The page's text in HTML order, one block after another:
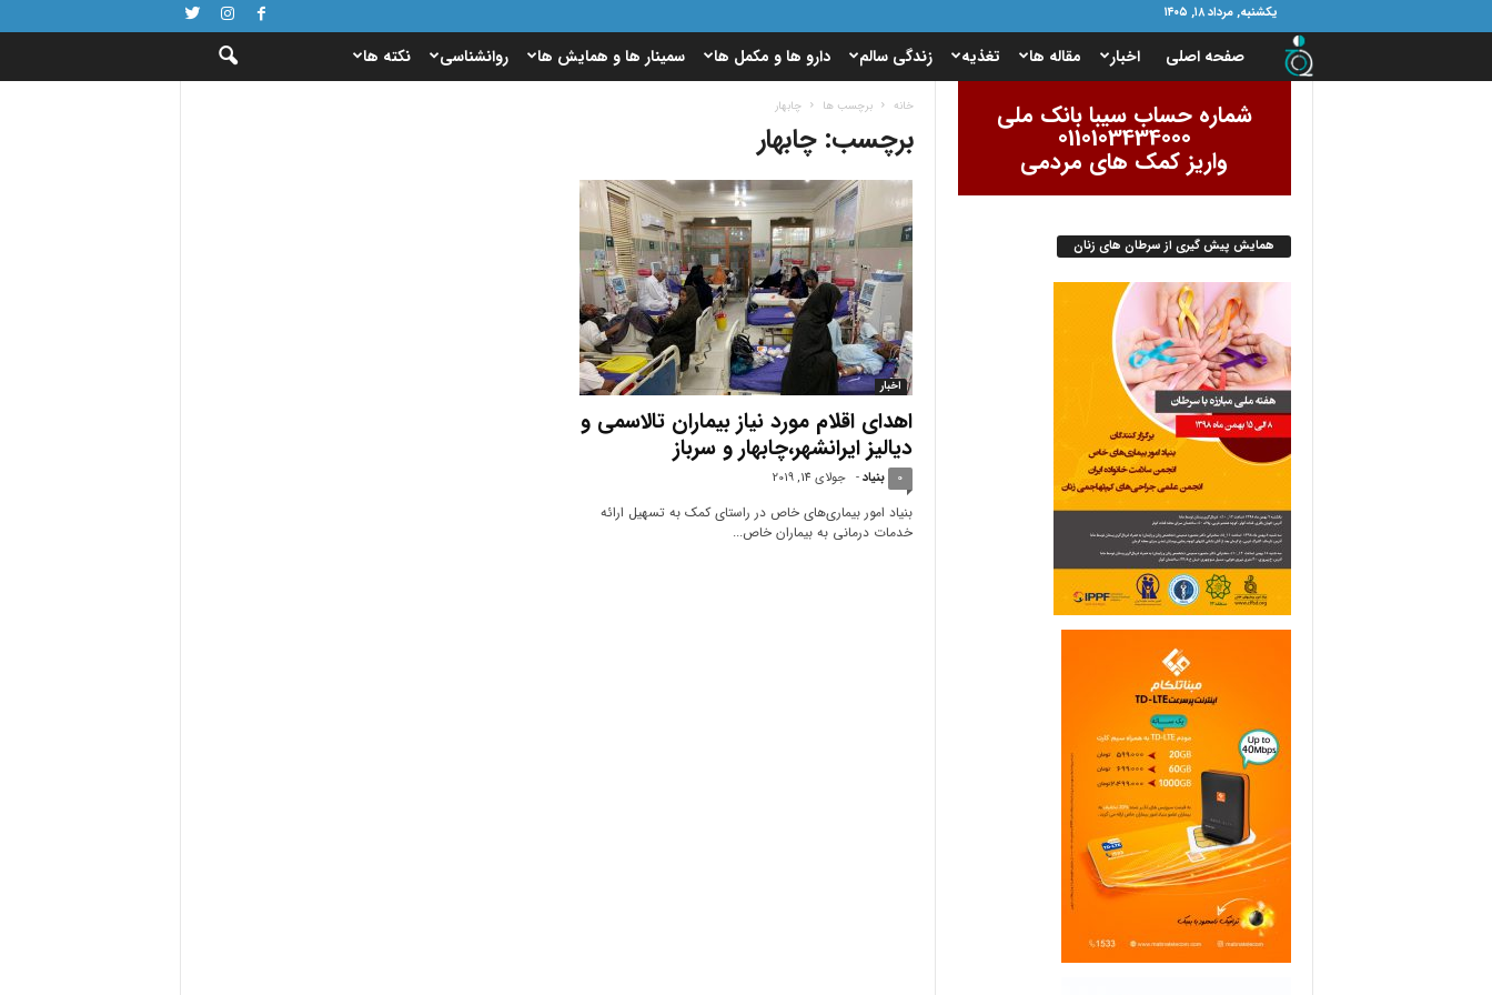
یکشنبه, مرداد ۱۸, ۱۴۰۵
ا
د
م
و
ر
ی
م
ی
ا
خ
صفحه اصلی اخبار مقاله ها تغذیه زندگی سالم دارو ها و مکمل ها سمینار ها و همایش ها روانشناسی نکته ها
خانه برچسب ها چابهار
برچسب: چابهار
اخبار
اهدای اقلام مورد نیاز بیماران تالاسمی و
دیالیز ایرانشهر،چابهار و سرباز
بنیاد - جولای 14, 2019 0
بنیاد امور بیماری‌های خاص در راستای کمک به تسهیل ارائه
خدمات درمانی به بیماران خاص...
شماره حساب سیبا بانک ملی
0110103434000
واریز کمک های مردمی
همایش پیش گیری از سرطان های زنان